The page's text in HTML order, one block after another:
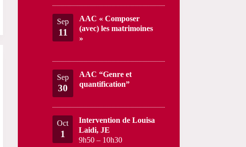
Sep
11
AAC « Composer
(avec) les matrimoines
»
Sep
30
AAC “Genre et
quantification”
Oct
1
Intervention de Louisa
Laidi, JE
9h50 – 10h30